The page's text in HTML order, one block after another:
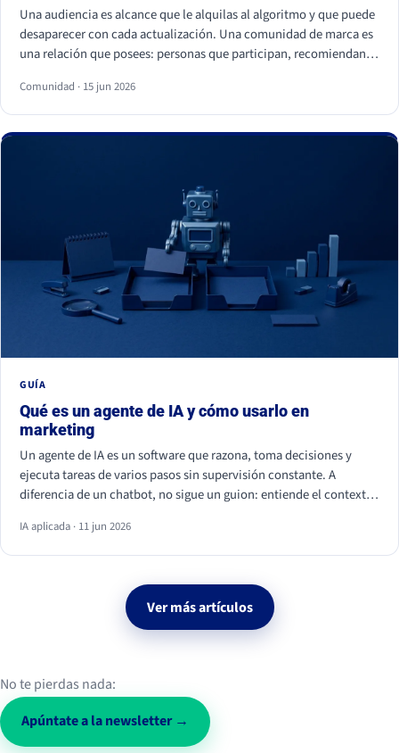
Una audiencia es alcance que le alquilas al algoritmo y que puede
desaparecer con cada actualización. Una comunidad de marca es
una relación que posees: personas que participan, recomiendan y
comunidad sostiene el negocio cuando el alcance pagado falla.
Comunidad · 15 jun 2026
GUÍA
Qué es un agente de IA y cómo usarlo en
marketing
Un agente de IA es un software que razona, toma decisiones y
ejecuta tareas de varios pasos sin supervisión constante. A
diferencia de un chatbot, no sigue un guion: entiende el contexto
analizar datos, calificar leads y monitorizar la conversación social.
IA aplicada · 11 jun 2026
Ver más artículos
No te pierdas nada:
Apúntate a la newsletter →